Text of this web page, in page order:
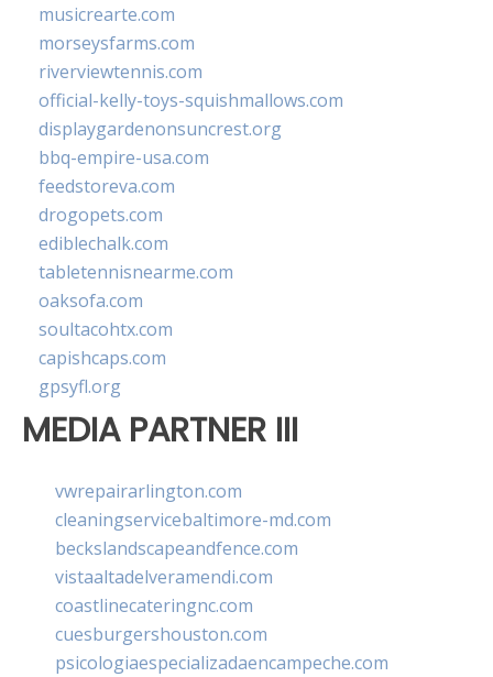
musicrearte.com
morseysfarms.com
riverviewtennis.com
official-kelly-toys-squishmallows.com
displaygardenonsuncrest.org
bbq-empire-usa.com
feedstoreva.com
drogopets.com
ediblechalk.com
tabletennisnearme.com
oaksofa.com
soultacohtx.com
capishcaps.com
gpsyfl.org
MEDIA PARTNER III
vwrepairarlington.com
cleaningservicebaltimore-md.com
beckslandscapeandfence.com
vistaaltadelveramendi.com
coastlinecateringnc.com
cuesburgershouston.com
psicologiaespecializadaencampeche.com